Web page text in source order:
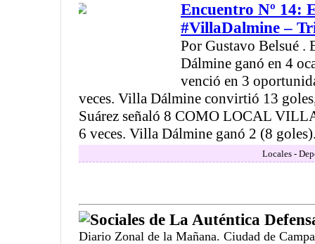
Encuentro Nº 14:
#VillaDalmine –
Por Gustavo Belsué .
Dálmine ganó en 4
venció en 3
veces. Villa Dálmine convirtió 13
Suárez señaló 8 COMO LOCAL
6 veces. Villa Dálmine ganó 2 (8
Locales -
Sociales de La Auténtica
Diario Zonal de la Mañana. Ciudad de